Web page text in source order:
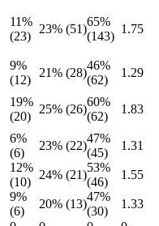
11%
(23)
23% (51)
65%
(143)
1.75
9%
(12)
21% (28)
46%
(62)
1.29
19%
(20)
25% (26)
60%
(62)
1.83
6%
(6)
23% (22)
47%
(45)
1.31
12%
(10)
24% (21)
53%
(46)
1.55
9%
(6)
20% (13)
47%
(30)
1.33